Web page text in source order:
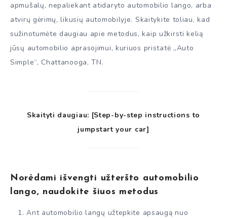
apmušalų, nepaliekant atidaryto automobilio lango, arba
atvirų gėrimų, likusių automobilyje. Skaitykite toliau, kad
sužinotumėte daugiau apie metodus, kaip užkirsti kelią
jūsų automobilio aprasojimui, kuriuos pristatė „Auto
Simple“, Chattanooga, TN.
Skaityti daugiau: [Step-by-step instructions to
jumpstart your car]
Norėdami išvengti užteršto automobilio
lango, naudokite šiuos metodus
Ant automobilio langų užtepkite apsaugą nuo